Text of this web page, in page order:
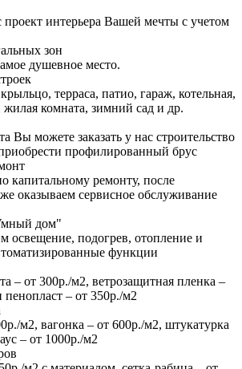
проект интерьера Вашей мечты с учетом
зон
душевное место.
терраса, патио, гараж, котельная,
жилая комната, зимний сад и др.
Вы можете заказать у нас строительство
профилированный брус
капитальному ремонту, после
оказываем сервисное обслуживание
дом"
освещение, подогрев, отопление и
функции
– от 300р./м2, ветрозащитная пленка –
пенопласт – от 350р./м2
м2, вагонка – от 600р./м2, штукатурка
– от 1000р./м2